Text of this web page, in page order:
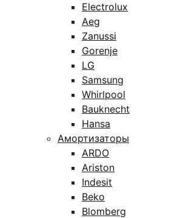
Electrolux
Aeg
Zanussi
Gorenje
LG
Samsung
Whirlpool
Bauknecht
Hansa
Амортизаторы
ARDO
Ariston
Indesit
Beko
Blomberg